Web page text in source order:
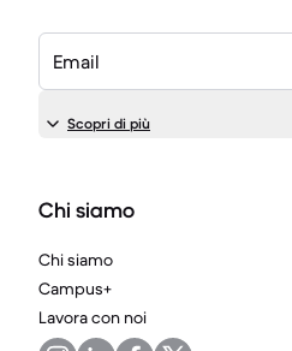
Email
Scopri di più
Chi siamo
Chi siamo
Campus+
Lavora con noi